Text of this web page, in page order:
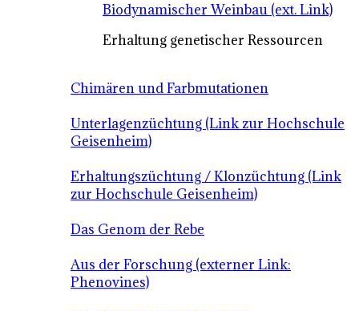
Biodynamischer Weinbau (ext. Link)
Erhaltung genetischer Ressourcen
Chimären und Farbmutationen
Unterlagenzüchtung (Link zur Hochschule
Geisenheim)
Erhaltungszüchtung / Klonzüchtung (Link
zur Hochschule Geisenheim)
Das Genom der Rebe
Aus der Forschung (externer Link:
Phenovines)